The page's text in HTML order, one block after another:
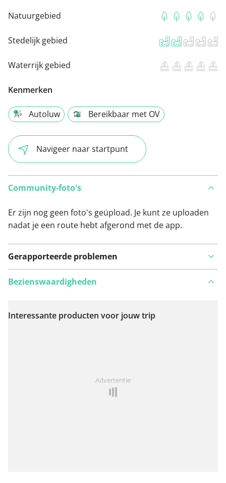
Natuurgebied
Stedelijk gebied
Waterrijk gebied
Kenmerken
Autoluw Bereikbaar met OV
Navigeer naar startpunt
Community-foto's
Er zijn nog geen foto's geüpload. Je kunt ze uploaden
nadat je een route hebt afgerond met de app.
Gerapporteerde problemen
Bekijk op kaart
Bezienswaardigheden
Interessante producten voor jouw trip
Advertentie